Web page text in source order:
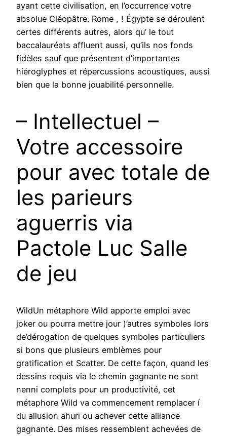
ayant cette civilisation, en l’occurrence votre
absolue Cléopâtre. Rome , ! Égypte se déroulent
certes différents autres, alors qu’ le tout
baccalauréats affluent aussi, qu’ils nos fonds
fidèles sauf que présentent d’importantes
hiéroglyphes et répercussions acoustiques, aussi
bien que la bonne jouabilité personnelle.
– Intellectuel –
Votre accessoire
pour avec totale de
les parieurs
aguerris via
Pactole Luc Salle
de jeu
WildUn métaphore Wild apporte emploi avec
joker ou pourra mettre jour )’autres symboles lors
de’dérogation de quelques symboles particuliers
si bons que plusieurs emblèmes pour
gratification et Scatter. De cette façon, quand les
dessins requis via le chemin gagnante ne sont
nenni complets pour un productivité, cet
métaphore Wild va commencement remplacer í
du allusion ahuri ou achever cette alliance
gagnante. Des mises ressemblent achevées de